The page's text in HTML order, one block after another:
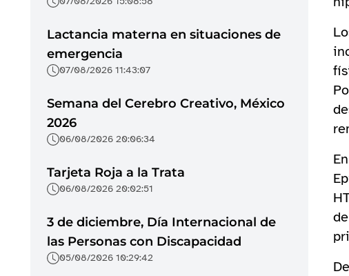
Lactancia materna en situaciones de
emergencia
07/08/2026 11:43:07
Semana del Cerebro Creativo, México
2026
06/08/2026 20:06:34
Tarjeta Roja a la Trata
06/08/2026 20:02:51
3 de diciembre, Día Internacional de
las Personas con Discapacidad
05/08/2026 10:29:42